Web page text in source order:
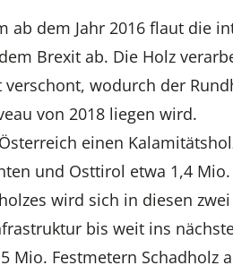
ab dem Jahr 2016 flaut die
Brexit ab. Die Holz
wodurch der
von 2018 liegen wird.
einen
und Osttirol etwa 1,4
wird sich in diesen
bis weit ins
Festmetern Schadholz